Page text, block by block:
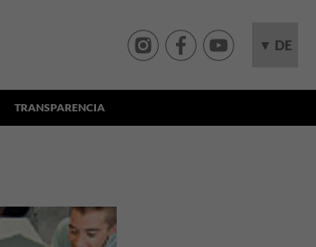
▼ DE
TRANSPARENCIA